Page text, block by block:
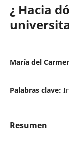
¿ Hacia
María del
Palabras clave:
Resumen